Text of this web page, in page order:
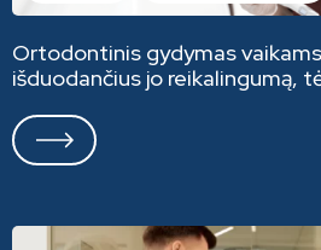
Ortodontinis gydymas
išduodančius jo reikalingumą,